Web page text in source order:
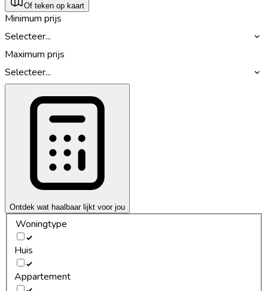
Of teken op kaart
Minimum prijs
Selecteer...
Maximum prijs
Selecteer...
Ontdek wat haalbaar lijkt voor jou
Woningtype
Huis
Appartement